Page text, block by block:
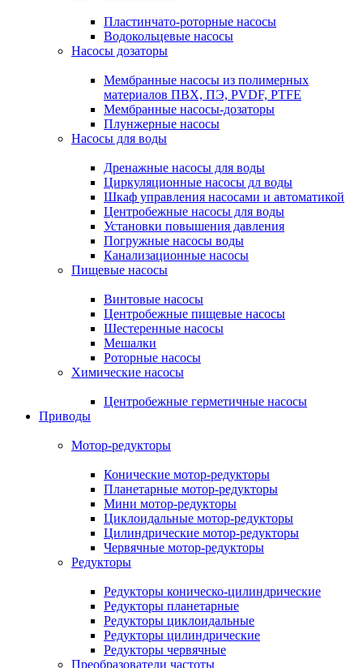
Пластинчато-роторные насосы
Водокольцевые насосы
Насосы дозаторы
Мембранные насосы из полимерных
материалов ПВХ, ПЭ, PVDF, PTFE
Мембранные насосы-дозаторы
Плунжерные насосы
Насосы для воды
Дренажные насосы для воды
Циркуляционные насосы дл воды
Шкаф управления насосами и автоматикой
Центробежные насосы для воды
Установки повышения давления
Погружные насосы воды
Канализационные насосы
Пищевые насосы
Винтовые насосы
Центробежные пищевые насосы
Шестеренные насосы
Мешалки
Роторные насосы
Химические насосы
Центробежные герметичные насосы
Приводы
Мотор-редукторы
Конические мотор-редукторы
Планетарные мотор-редукторы
Мини мотор-редукторы
Циклоидальные мотор-редукторы
Цилиндрические мотор-редукторы
Червячные мотор-редукторы
Редукторы
Редукторы коническо-цилиндрические
Редукторы планетарные
Редукторы циклоидальные
Редукторы цилиндрические
Редукторы червячные
Преобразователи частоты